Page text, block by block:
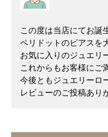
この度は当店にてお誕
ペリドットのピアスを
お気に入りのジュエリ
これからもお客様にご
今後ともジュエリーロ
レビューのご投稿あり